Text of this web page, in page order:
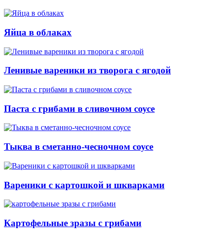
Яйца в облаках
Ленивые вареники из творога с ягодой
Паста с грибами в сливочном соусе
Тыква в сметанно-чесночном соусе
Вареники с картошкой и шкварками
Картофельные зразы с грибами